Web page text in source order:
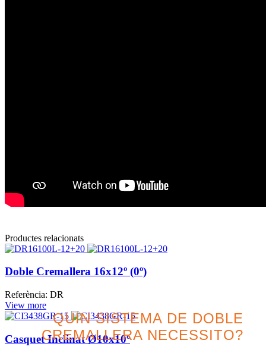
Productes relacionats
Doble Cremallera 16x12º (0º)
Referència: DR
View more
Casquet Inclinat Ø10x10º
QUIN SISTEMA DE DOBLE
CREMALLERA NECESSITO?